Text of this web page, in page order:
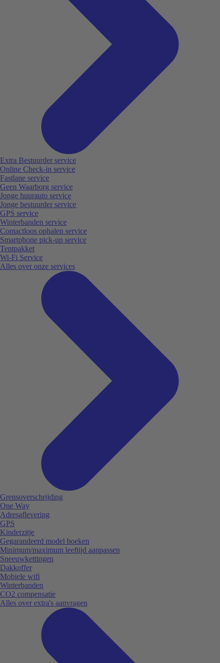
Extra Bestuurder service
Online Check-in service
Fastlane service
Geen Waarborg service
Jonge huurauto service
Jonge bestuurder service
GPS service
Winterbanden service
Contactloos ophalen service
Smartphone pick-up service
Tentpakket
Wi-Fi Service
Alles over onze services
Grensoverschrijding
One Way
Adresaflevering
GPS
Kinderzitje
Gegarandeerd model boeken
Minimum/maximum leeftijd aanpassen
Sneeuwkettingen
Dakkoffer
Mobiele wifi
Winterbanden
CO2 compensatie
Alles over extra's aanvragen